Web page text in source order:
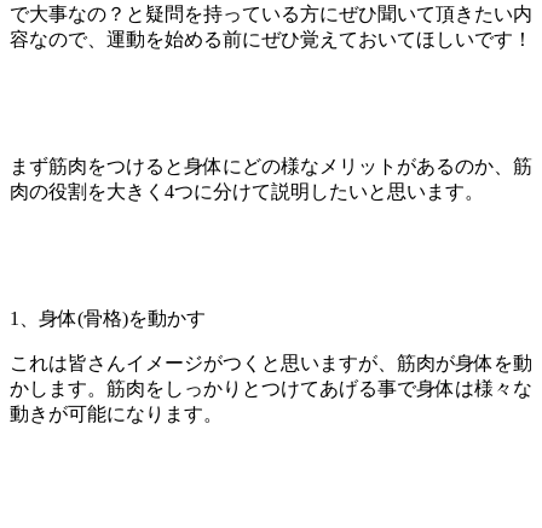
で大事なの？と疑問を持っている方にぜひ聞いて頂きたい内
容なので、運動を始める前にぜひ覚えておいてほしいです！
まず筋肉をつけると身体にどの様なメリットがあるのか、筋
肉の役割を大きく 4つに分けて説明したいと思います。
1 、身体(骨格)を動かす
これは皆さんイメージがつくと思いますが、筋肉が身体を動
かします。筋肉をしっかりとつけてあげる事で身体は様々な
動きが可能になります。